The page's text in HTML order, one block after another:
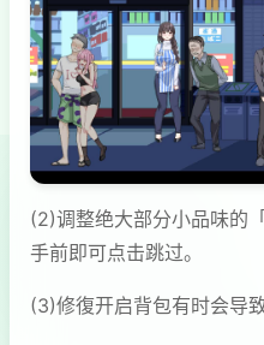
(2)调整绝大部分小品味的
手前即可点击跳过。
(3)修復开启背包有时会导